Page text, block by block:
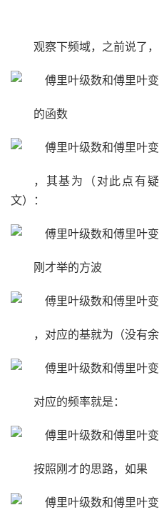
观察下频域，之前说了
的函数
，其基为（对此点有
文）：
刚才举的方波
，对应的基就为（没有余
对应的频率就是：
按照刚才的思路，如果